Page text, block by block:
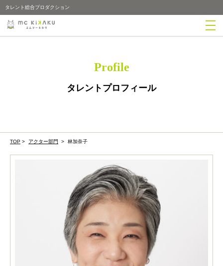
タレント総合プロダクション
Profile
タレントプロフィール
TOP > アクター部門 > 林加奈子